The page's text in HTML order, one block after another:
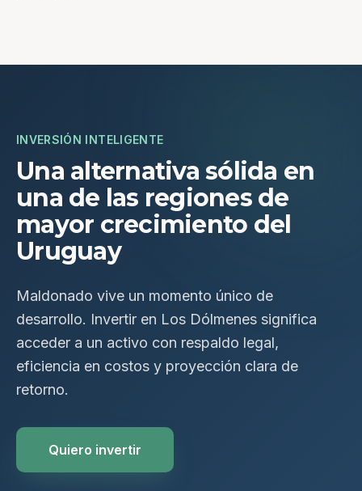
INVERSIÓN INTELIGENTE
Una alternativa sólida en
una de las regiones de
mayor crecimiento del
Uruguay
Maldonado vive un momento único de
desarrollo. Invertir en Los Dólmenes significa
acceder a un activo con respaldo legal,
eficiencia en costos y proyección clara de
retorno.
Quiero invertir